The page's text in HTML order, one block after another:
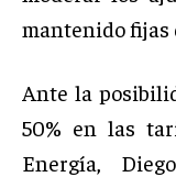
mantenido fijas
Ante la
50% en las
Energía,